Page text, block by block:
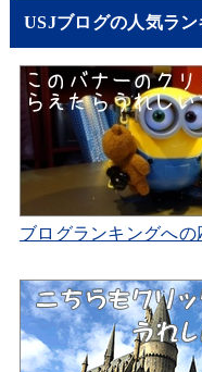
USJブログの人気ラ
ブログランキングへの